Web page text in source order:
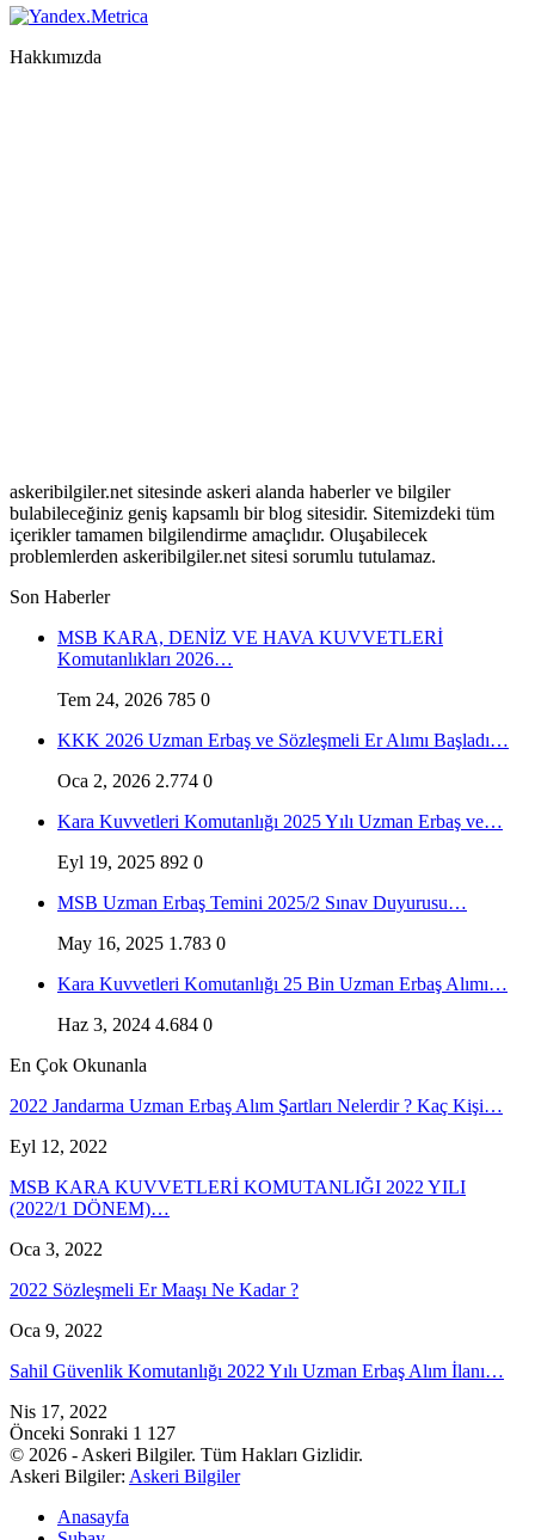
Hakkımızda
askeribilgiler.net sitesinde askeri alanda haberler ve bilgiler
bulabileceğiniz geniş kapsamlı bir blog sitesidir. Sitemizdeki tüm
içerikler tamamen bilgilendirme amaçlıdır. Oluşabilecek
problemlerden askeribilgiler.net sitesi sorumlu tutulamaz.
Son Haberler
MSB KARA, DENİZ VE HAVA KUVVETLERİ
Komutanlıkları 2026…
Tem 24, 2026 785 0
KKK 2026 Uzman Erbaş ve Sözleşmeli Er Alımı Başladı…
Oca 2, 2026 2.774 0
Kara Kuvvetleri Komutanlığı 2025 Yılı Uzman Erbaş ve…
Eyl 19, 2025 892 0
MSB Uzman Erbaş Temini 2025/2 Sınav Duyurusu…
May 16, 2025 1.783 0
Kara Kuvvetleri Komutanlığı 25 Bin Uzman Erbaş Alımı…
Haz 3, 2024 4.684 0
En Çok Okunanla
2022 Jandarma Uzman Erbaş Alım Şartları Nelerdir ? Kaç Kişi…
Eyl 12, 2022
MSB KARA KUVVETLERİ KOMUTANLIĞI 2022 YILI
(2022/1 DÖNEM)…
Oca 3, 2022
2022 Sözleşmeli Er Maaşı Ne Kadar ?
Oca 9, 2022
Sahil Güvenlik Komutanlığı 2022 Yılı Uzman Erbaş Alım İlanı…
Nis 17, 2022
Önceki Sonraki 1 127
© 2026 - Askeri Bilgiler. Tüm Hakları Gizlidir.
Askeri Bilgiler: Askeri Bilgiler
Anasayfa